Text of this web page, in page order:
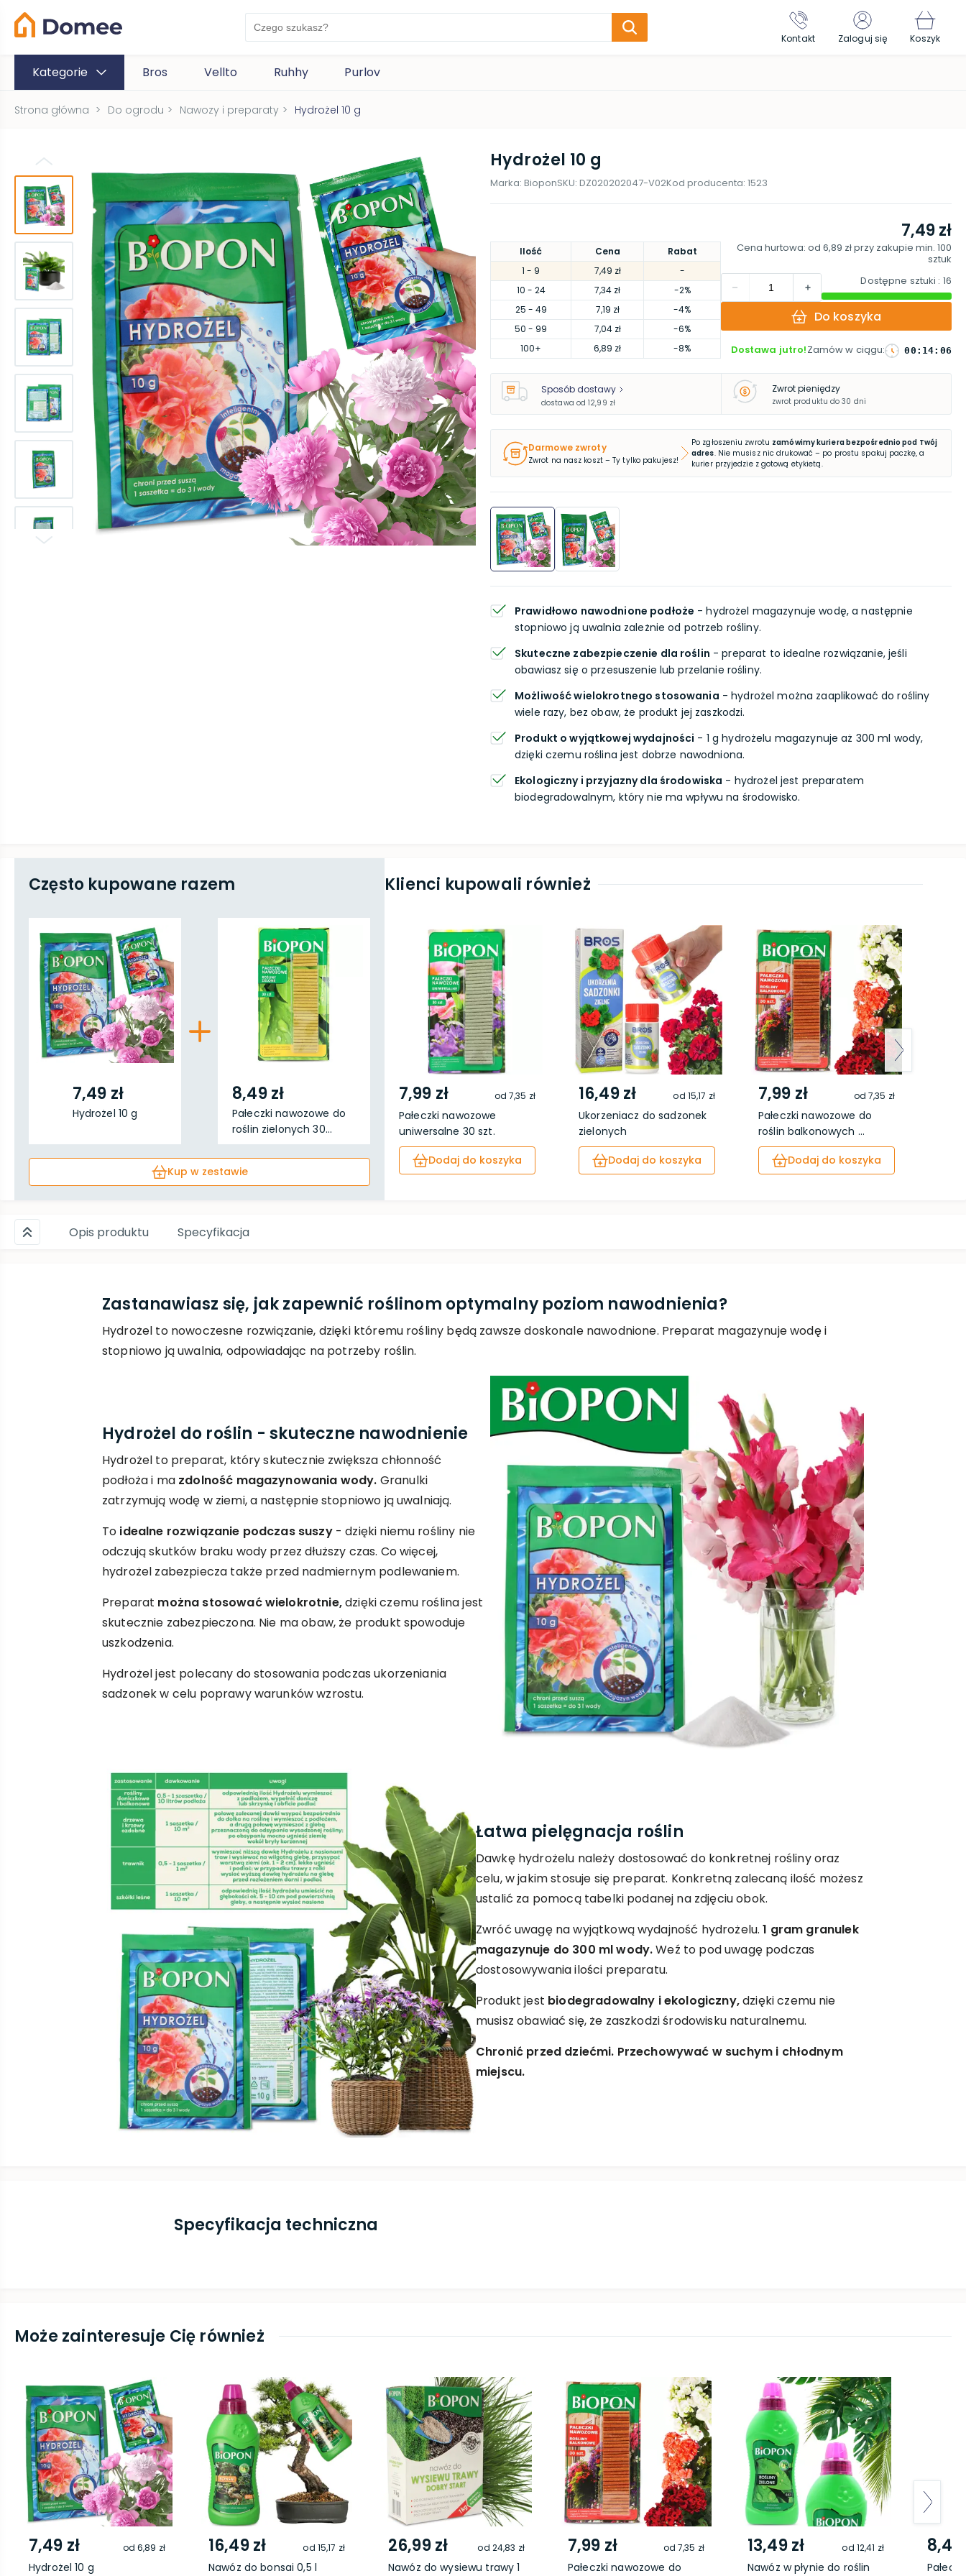
Kontakt Zaloguj się Koszyk
Kategorie Bros Vellto Ruhhy Purlov
Strona główna > Do ogrodu > Nawozy i preparaty > Hydrożel 10 g
Hydrożel 10 g
Marka: BioponSKU: DZ020202047-V02Kod producenta: 1523
Ilość Cena
Rabat
1 - 9 7,49 zł
-
10 - 24 7,34 zł
-2%
25 - 49 7,19 zł
-4%
50 - 99 7,04 zł
-6%
100+ 6,89 zł -8%
7,49 zł
Cena hurtowa: od 6,89 złprzy zakupie min. 100
sztuk
Dostępne sztuki : 16
Do koszyka
Dostawa jutro!Zamów w ciągu: 00 : 14: 05
Sposób dostawy
dostawa od 12,99 zł
Zwrot pieniędzy
zwrot produktu do 30 dni
Darmowe zwroty
Zwrot na nasz koszt – Ty tylko pakujesz!
Po zgłoszeniu zwrotu zamówimy kuriera bezpośrednio pod Twój
adres. Nie musisz nic drukować – po prostu spakuj paczkę, a
kurier przyjedzie z gotową etykietą.
Prawidłowo nawodnione podłoże - hydrożel magazynuje wodę, a następnie
stopniowo ją uwalnia zależnie od potrzeb rośliny.
Skuteczne zabezpieczenie dla roślin - preparat to idealne rozwiązanie, jeśli
obawiasz się o przesuszenie lub przelanie rośliny.
Możliwość wielokrotnego stosowania - hydrożel można zaaplikować do rośliny
wiele razy, bez obaw, że produkt jej zaszkodzi.
Produkt o wyjątkowej wydajności - 1 g hydrożelu magazynuje aż 300 ml wody,
dzięki czemu roślina jest dobrze nawodniona.
Ekologiczny i przyjazny dla środowiska - hydrożel jest preparatem
biodegradowalnym, który nie ma wpływu na środowisko.
Często kupowane razem
7,49 zł
Hydrożel 10 g
8,49 zł
Pałeczki nawozowe do
roślin zielonych 30...
Kup w zestawie
Klienci kupowali również
7,99 zł od7,35 zł
Pałeczki nawozowe
uniwersalne 30 szt.
Dodaj do koszyka
16,49 zł od 15,17 zł
Ukorzeniacz do sadzonek
zielonych
Dodaj do koszyka
7,99 zł od7,35 zł
Pałeczki nawozowe do
roślin balkonowych ...
Dodaj do koszyka
Opis produktu Specyfikacja
Zastanawiasz się, jak zapewnić roślinom optymalny poziom nawodnienia?
Hydrożel to nowoczesne rozwiązanie, dzięki któremu rośliny będą zawsze doskonale nawodnione. Preparat magazynuje wodę i
stopniowo ją uwalnia, odpowiadając na potrzeby roślin.
Hydrożel do roślin - skuteczne nawodnienie
Hydrożel to preparat, który skutecznie zwiększa chłonność
podłoża i ma zdolność magazynowania wody. Granulki
zatrzymują wodę w ziemi, a następnie stopniowo ją uwalniają.
To idealne rozwiązanie podczas suszy- dzięki niemu rośliny nie
odczują skutków braku wody przez dłuższy czas. Co więcej,
hydrożel zabezpiecza także przed nadmiernym podlewaniem.
Preparat można stosować wielokrotnie,dzięki czemu roślina jest
skutecznie zabezpieczona. Nie ma obaw, że produkt spowoduje
uszkodzenia.
Hydrożel jest polecany do stosowania podczas ukorzeniania
sadzonek w celu poprawy warunków wzrostu.
Łatwa pielęgnacja roślin
Dawkę hydrożelu należy dostosować do konkretnej rośliny oraz
celu, w jakim stosuje się preparat. Konkretną zalecaną ilość możesz
ustalić za pomocą tabelki podanej na zdjęciu obok.
Zwróć uwagę na wyjątkową wydajność hydrożelu.1 gram granulek
magazynuje do 300 ml wody.Weź to pod uwagę podczas
dostosowywania ilości preparatu.
Produkt jest biodegradowalny i ekologiczny,dzięki czemu nie
musisz obawiać się, że zaszkodzi środowisku naturalnemu.
Chronić przed dziećmi. Przechowywać w suchym i chłodnym
miejscu.
Specyfikacja techniczna
Może zainteresuje Cię również
7,49 zł od6,89 zł
Hydrożel 10 g
16,49 zł od 15,17 zł
Nawóz do bonsai 0,5 l
26,99 zł od 24,83 zł
Nawóz do wysiewu trawy 1
7,99 zł od7,35 zł
Pałeczki nawozowe do
13,49 zł od 12,41 zł
Nawóz w płynie do roślin
8,49